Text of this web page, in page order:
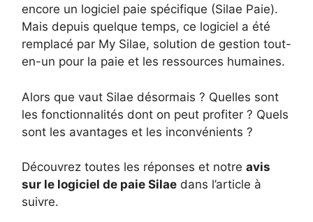
encore un logiciel paie spécifique (Silae Paie).
Mais depuis quelque temps, ce logiciel a été
remplacé par My Silae, solution de gestion tout-
en-un pour la paie et les ressources humaines.
Alors que vaut Silae désormais ? Quelles sont
les fonctionnalités dont on peut profiter ? Quels
sont les avantages et les inconvénients ?
Découvrez toutes les réponses et notre avis
sur le logiciel de paie Silae dans l’article à
suivre.